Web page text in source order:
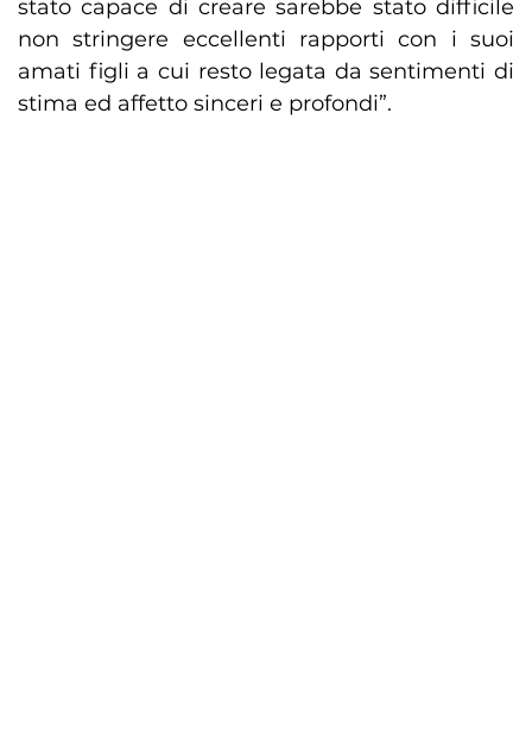
stato capace di creare sarebbe stato difficile
non stringere eccellenti rapporti con i suoi
amati figli a cui resto legata da sentimenti di
stima ed affetto sinceri e profondi”.